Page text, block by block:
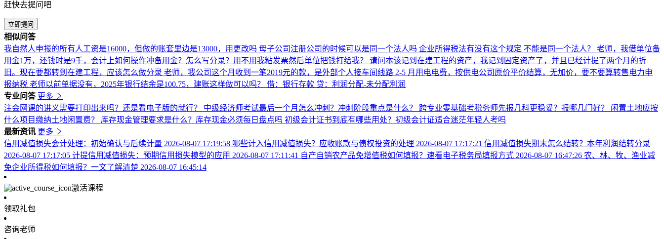
赶快去提问吧
立即提问
相似问答
我自然人申报的所有人工资是16000，但做的账套里边是13000，用更改吗 母子公司注册公司的时候可以是同一个法人吗 企业所得税法有没有这个规定 不能是同一个法人？ 老师，我借单位备
用金1万，还钱时是9千，会计上如何操作冲备用金？怎么写分录？用不用我粘发票然后单位把钱打给我？ 请问本该记到在建工程的资产，我记到固定资产了，并且已经计提了两个月的折
旧。现在要都转到在建工程，应该怎么做分录 老师，我公司这个月收到一笔2019元的款，是外部个人接车间线路 2‑5 月用电电费，按供电公司原价平价结算，无加价，要不要算转售电力申
报纳税 老师以前单据没有，2025年银行结余是100.75，建账这样做可以吗？ 借：银行存款 贷：利润分配-未分配利润
专业问答 更多
注会网课的讲义需要打印出来吗？还是看电子版的就行？ 中级经济师考试最后一个月怎么冲刺？冲刺阶段重点是什么？ 跨专业零基础考税务师先报几科更稳妥？报哪几门好？ 闲置土地应按
什么项目缴纳土地闲置费？ 库存现金管理要求是什么？库存现金必须每日盘点吗 初级会计证书到底有哪些用处？初级会计证适合迷茫年轻人考吗
最新资讯 更多
信用减值损失会计处理：初始确认与后续计量 2026-08-07 17:19:58 哪些计入信用减值损失？应收账款与债权投资的处理 2026-08-07 17:17:21 信用减值损失期末怎么结转？本年利润结转分录
2026-08-07 17:17:05 计提信用减值损失：预期信用损失模型的应用 2026-08-07 17:11:41 自产自销农产品免增值税如何填报？速看电子税务局填报方式 2026-08-07 16:47:26 农、林、牧、渔业减
免企业所得税如何填报？一文了解清楚 2026-08-07 16:45:14
激活课程
领取礼包
咨询老师